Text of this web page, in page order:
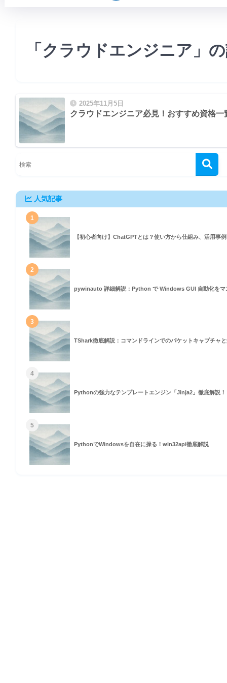
レベル)
「クラウドエンジニア」
2025年11月5日
クラウドエンジニア必見！おすすめ資格
人気記事
1
【初心者向け】ChatGPTとは？使い方から仕組み、活用事
2
pywinauto 詳細解説：Python で Windows GUI 自動化をマ
3
TShark徹底解説：コマンドラインでのパケットキャプチャ
4
Pythonの強力なテンプレートエンジン「Jinja2」徹底解説！
5
PythonでWindowsを自在に操る！win32api徹底解説